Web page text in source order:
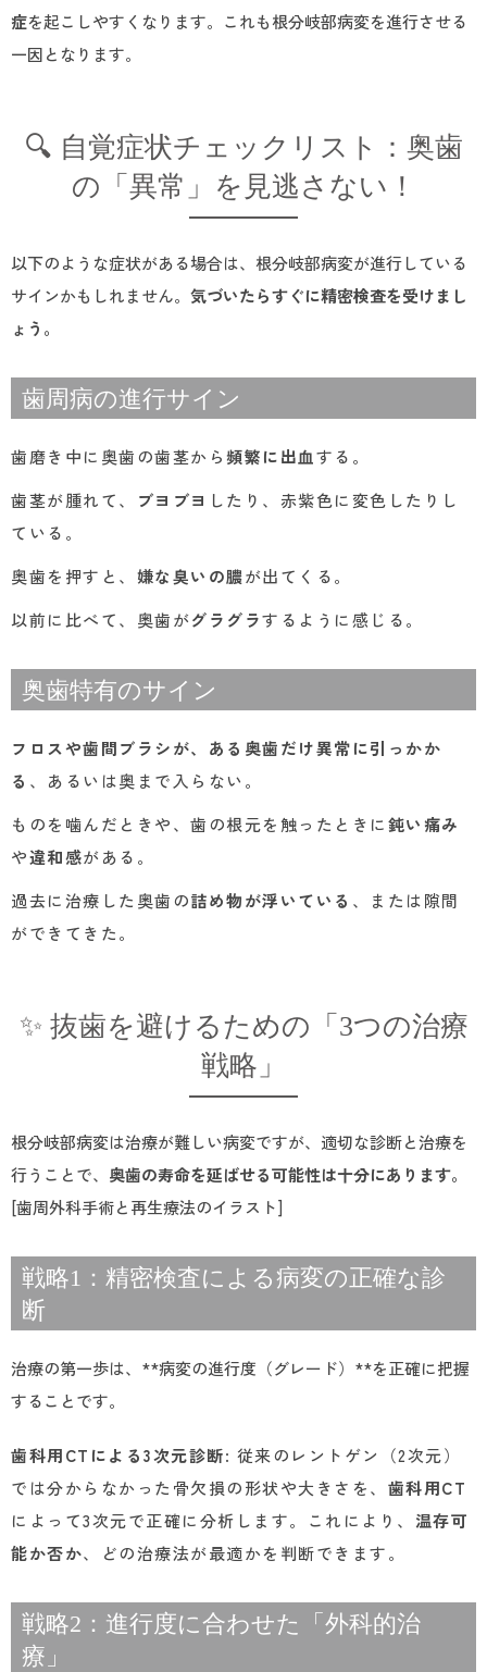
症を起こしやすくなります。これも根分岐部病変を進行させる
一因となります。
🔍 自覚症状チェックリスト：奥歯
の「異常」を見逃さない！
以下のような症状がある場合は、根分岐部病変が進行している
サインかもしれません。 気づいたらすぐに精密検査を受けまし
ょう。
歯周病の進行サイン
歯磨き中に奥歯の歯茎から頻繁に出血する。
歯茎が腫れて、
ブヨブヨ したり、赤紫色に変色したりし
ている。
奥歯を押すと、 嫌な臭いの膿が出てくる。
以前に比べて、奥歯がグラグラするように感じる。
奥歯特有のサイン
フロスや歯間ブラシが、ある奥歯だけ異常に引っかか
る 、あるいは奥まで入らない。
ものを噛んだときや、歯の根元を触ったときに鈍い痛み
や違和感がある。
過去に治療した奥歯の詰め物が浮いている 、または隙間
ができてきた。
✨ 抜歯を避けるための「3つの治療
戦略」
根分岐部病変は治療が難しい病変ですが、適切な診断と治療を
行うことで、 奥歯の寿命を延ばせる可能性は十分にあります。
[歯周外科手術と再生療法のイラスト]
戦略1：精密検査による病変の正確な診
断
治療の第一歩は、**病変の進行度（グレード）**を正確に把握
することです。
歯科用CTによる3次元診断: 従来のレントゲン（2次元）
では分からなかった骨欠損の形状や大きさを、 歯科用CT
によって3次元で正確に分析します。これにより、 温存可
能か否か、どの治療法が最適かを判断できます。
戦略2：進行度に合わせた「外科的治
療」